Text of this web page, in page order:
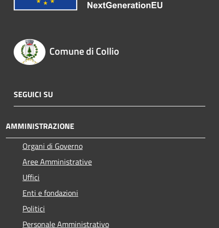
Comune di Collio
SEGUICI SU
AMMINISTRAZIONE
Organi di Governo
Aree Amministrative
Uffici
Enti e fondazioni
Politici
Personale Amministrativo